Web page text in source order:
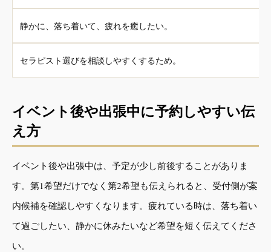
静かに、落ち着いて、疲れを癒したい。
セラピスト選びを相談しやすくするため。
イベント後や出張中に予約しやすい伝
え方
イベント後や出張中は、予定が少し前後することがありま
す。第1希望だけでなく第2希望も伝えられると、受付側が案
内候補を確認しやすくなります。疲れている時は、落ち着い
て過ごしたい、静かに休みたいなど希望を短く伝えてくださ
い。